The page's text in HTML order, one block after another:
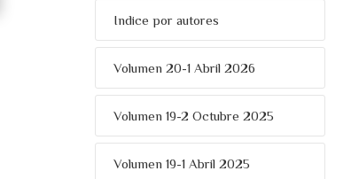
Indice por autores
Volumen 20-1 Abril 2026
Volumen 19-2 Octubre 2025
Volumen 19-1 Abril 2025